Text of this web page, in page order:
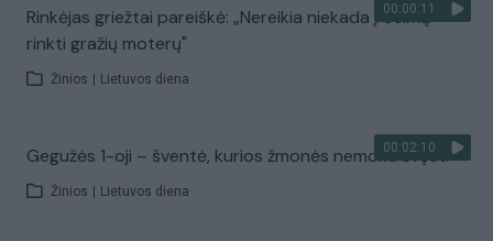
00:00:11
Rinkėjas griežtai pareiškė: „Nereikia niekada į Seimą
rinkti gražių moterų"
Žinios Lietuvos diena
00:02:10
Gegužės 1-oji – šventė, kurios žmonės nemoka švęsti
Žinios Lietuvos diena